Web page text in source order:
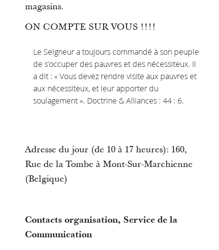
magasins.
ON COMPTE SUR VOUS !!!!
Le Seigneur a toujours commandé à son peuple
de s’occuper des pauvres et des nécessiteux. Il
a dit : « Vous devez rendre visite aux pauvres et
aux nécessiteux, et leur apporter du
soulagement ». Doctrine & Alliances : 44 : 6.
Adresse du jour (de 10 à 17 heures): 160,
Rue de la Tombe à Mont-Sur-Marchienne
(Belgique)
Contacts organisation, Service de la
Communication